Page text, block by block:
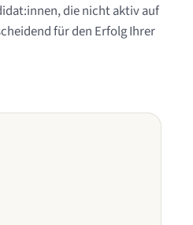
die nicht aktiv auf
für den Erfolg Ihrer